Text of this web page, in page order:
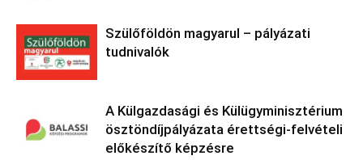
Szülőföldön magyarul – pályázati
tudnivalók
A Külgazdasági és Külügyminisztérium
ösztöndíjpályázata érettségi-felvételi
előkészítő képzésre